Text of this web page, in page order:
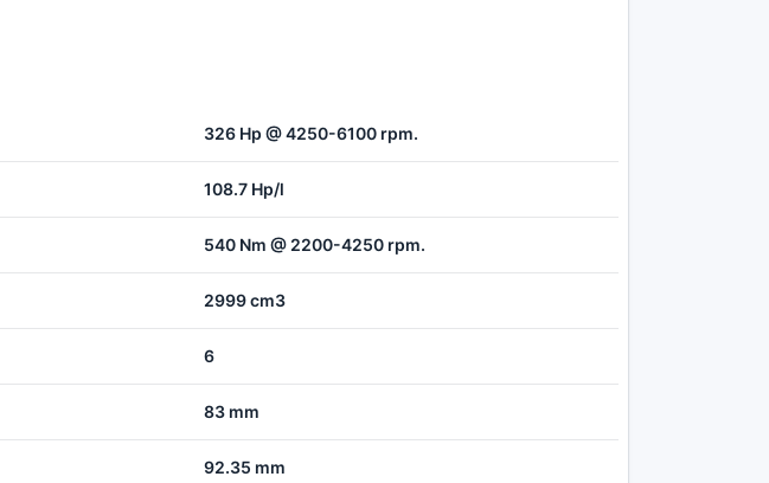
326 Hp @ 4250-6100 rpm.
108.7 Hp/l
540 Nm @ 2200-4250 rpm.
2999 cm3
6
83 mm
92.35 mm